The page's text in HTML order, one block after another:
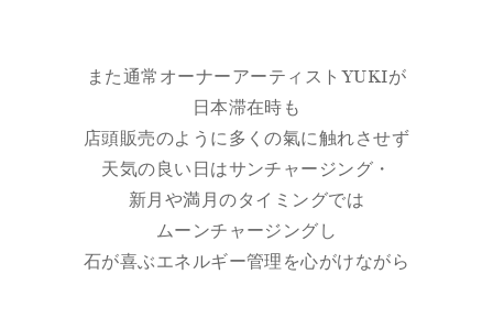
また通常オーナーアーティストYUKIが
日本滞在時も
店頭販売のように多くの氣に触れさせず
天気の良い日はサンチャージング・
新月や満月のタイミングでは
ムーンチャージングし
石が喜ぶエネルギー管理を心がけながら